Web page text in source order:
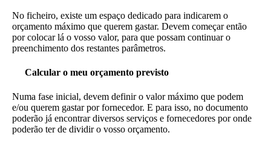
No ficheiro, existe um espaço dedicado para indicarem o
orçamento máximo que querem gastar. Devem começar então
por colocar lá o vosso valor, para que possam continuar o
preenchimento dos restantes parâmetros.
Calcular o meu orçamento previsto
Numa fase inicial, devem definir o valor máximo que podem
e/ou querem gastar por fornecedor. E para isso, no documento
poderão já encontrar diversos serviços e fornecedores por onde
poderão ter de dividir o vosso orçamento.